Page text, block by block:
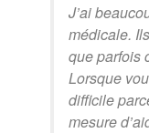
J’ai
médicale.
que parfois
Lorsque
difficile
mesure